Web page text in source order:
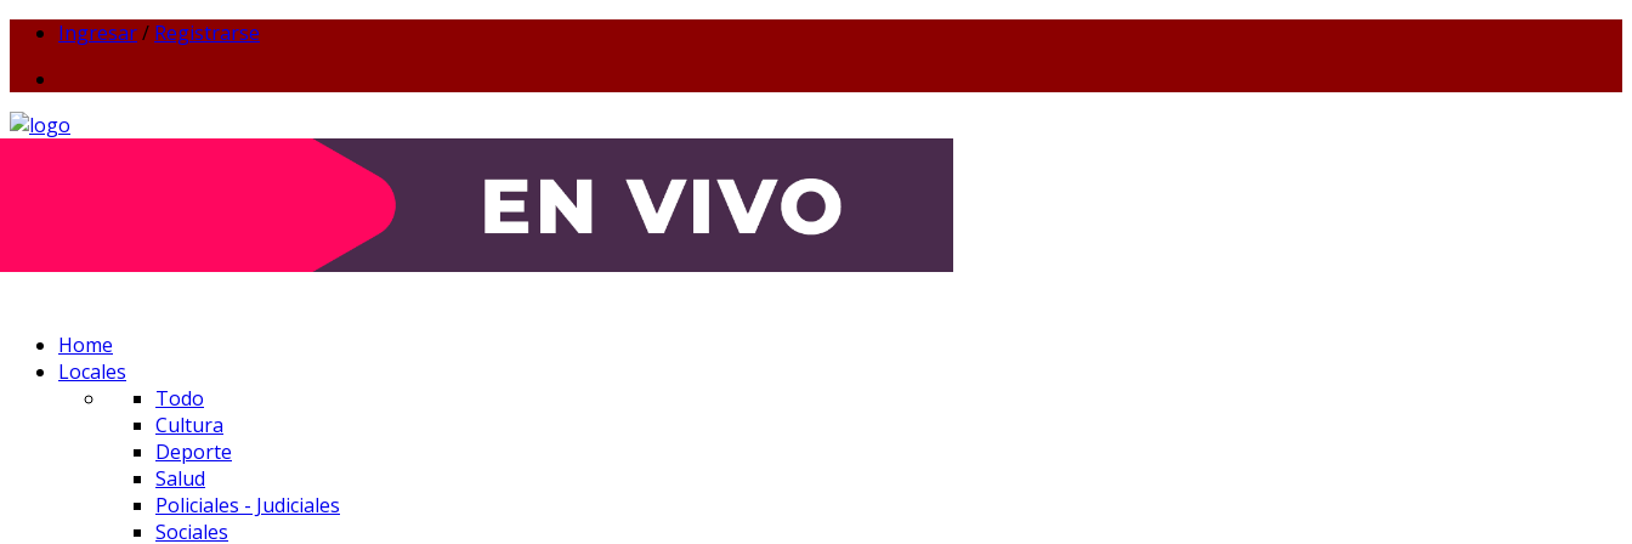
Ingresar/ Registrarse
Home
Locales
Todo
Cultura
Deporte
Salud
Policiales - Judiciales
Sociales